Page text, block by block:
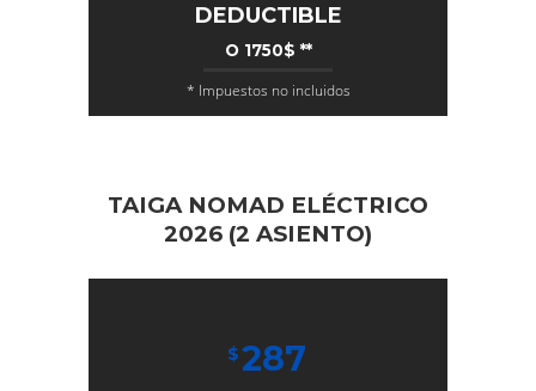
DEDUCTIBLE
O 1750$ **
* Impuestos no incluidos
TAIGA NOMAD ELÉCTRICO
2026 (2 ASIENTO)
$287